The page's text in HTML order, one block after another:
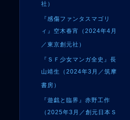
社）
『感傷ファンタスマゴリ
ィ』空木春宵（2024年4月
／東京創元社）
『ＳＦ少女マンガ全史』長
山靖生（2024年3月／筑摩
書房）
『遊戯と臨界』赤野工作
（2025年3月／創元日本Ｓ